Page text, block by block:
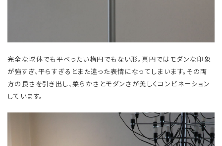
完全な球体でも平べったい楕円でもない形。真円ではモダンな印象
が強すぎ、平らすぎるとまた違った表情になってしまいます。その両
方の良さを引き出し、柔らかさとモダンさが美しくコンビネーション
しています。